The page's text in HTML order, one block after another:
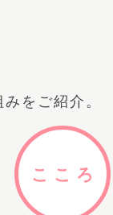
をご紹介。
ここ ろ